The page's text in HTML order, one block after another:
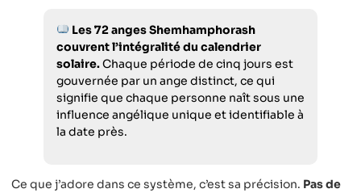
Les 72 anges Shemhamphorash
couvrent l’intégralité du calendrier
solaire.Chaque période de cinq jours est
gouvernée par un ange distinct, ce qui
signifie que chaque personne naît sous une
influence angélique unique et identifiable à
la date près.
Ce que j’adore dans ce système, c’est sa précision. Pas de